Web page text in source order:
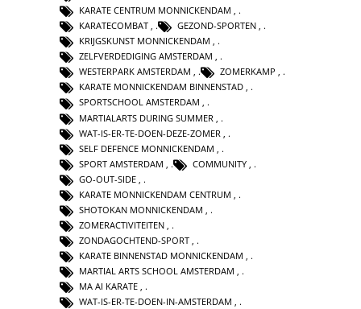
KARATE CENTRUM MONNICKENDAM ,
KARATECOMBAT , GEZOND-SPORTEN ,
KRIJGSKUNST MONNICKENDAM ,
ZELFVERDEDIGING AMSTERDAM ,
WESTERPARK AMSTERDAM , ZOMERKAMP ,
KARATE MONNICKENDAM BINNENSTAD ,
SPORTSCHOOL AMSTERDAM ,
MARTIALARTS DURING SUMMER
WAT-IS-ER-TE-DOEN-DEZE-ZOMER
SELF DEFENCE MONNICKENDAM
SPORT AMSTERDAM
COMMUNITY
GO-OUT-SIDE
KARATE MONNICKENDAM CENTRUM
SHOTOKAN MONNICKENDAM
ZOMERACTIVITEITEN
ZONDAGOCHTEND-SPORT ,
KARATE BINNENSTAD MONNICKENDAM ,
MARTIAL ARTS SCHOOL AMSTERDAM ,
MA AI KARATE ,
WAT-IS-ER-TE-DOEN-IN-AMSTERDAM ,